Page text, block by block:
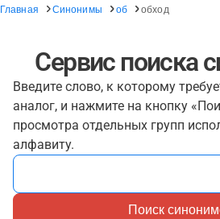
Главная Синонимы об обход
Сервис поиска
Введите слово, к которому
аналог, и нажмите на кнопку
просмотра отдельных групп
алфавиту.
Поиск